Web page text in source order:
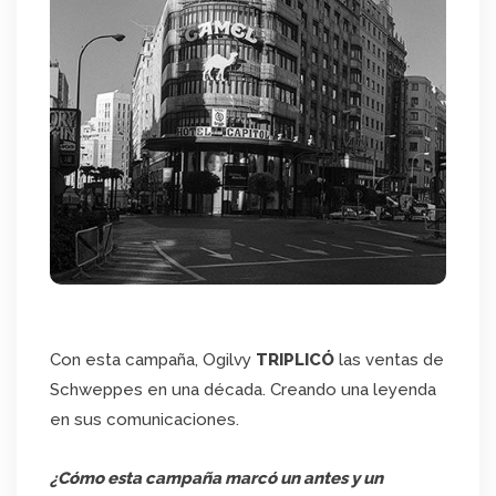
Con esta campaña, Ogilvy TRIPLICÓ las ventas de
Schweppes en una década. Creando una leyenda
en sus comunicaciones.
¿Cómo esta campaña marcó un antes y un